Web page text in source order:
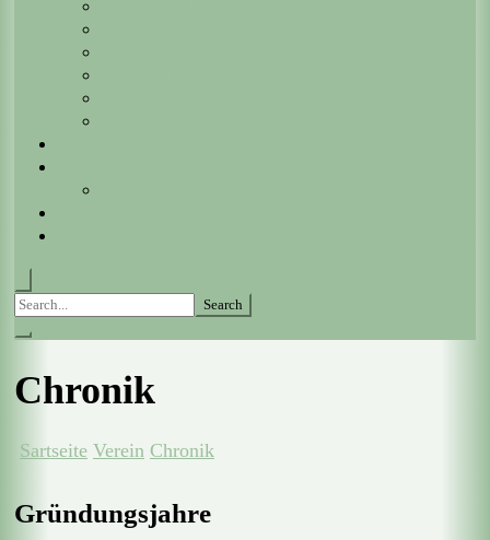
Search
Chronik
Sartseite Verein Chronik
Gründungsjahre